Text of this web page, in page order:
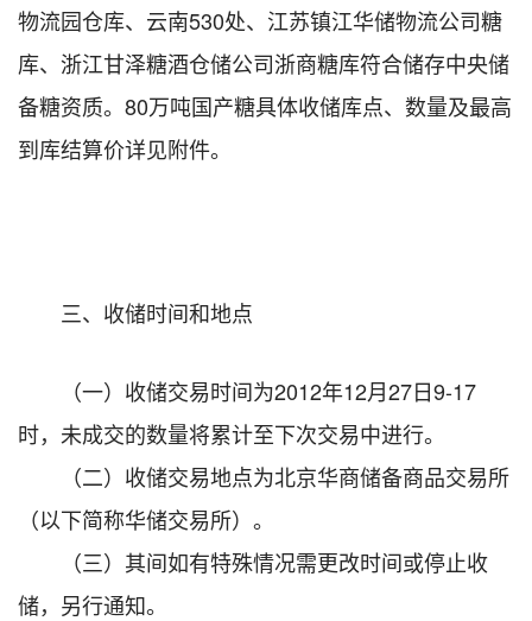
物流园仓库、云南530处、江苏镇江华储物流公司糖
库、浙江甘泽糖酒仓储公司浙商糖库符合储存中央储
备糖资质。80万吨国产糖具体收储库点、数量及最高
到库结算价详见附件。
三、收储时间和地点
（一）收储交易时间为2012年12月27日9-17
时，未成交的数量将累计至下次交易中进行。
（二）收储交易地点为北京华商储备商品交易所
（以下简称华储交易所）。
（三）其间如有特殊情况需更改时间或停止收
储，另行通知。